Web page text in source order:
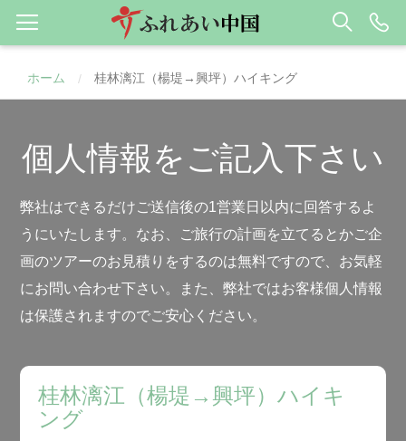
ホーム / 桂林漓江（楊堤→興坪）ハイキング
個人情報をご記入下さい
弊社はできるだけご送信後の1営業日以内に回答するよ
うにいたします。なお、ご旅行の計画を立てるとかご企
画のツアーのお見積りをするのは無料ですので、お気軽
にお問い合わせ下さい。また、弊社ではお客様個人情報
は保護されますのでご安心ください。
桂林漓江（楊堤→興坪）ハイキ
ング